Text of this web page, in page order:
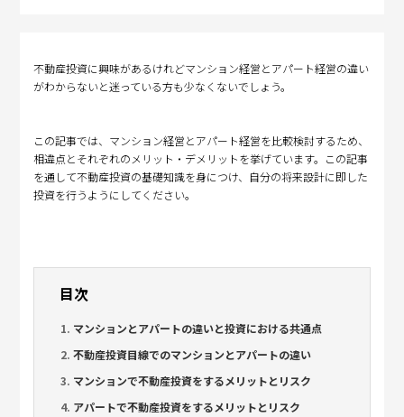
不動産投資に興味があるけれどマンション経営とアパート経営の違い
がわからないと迷っている方も少なくないでしょう。
この記事では、マンション経営とアパート経営を比較検討するため、
相違点とそれぞれのメリット・デメリットを挙げています。この記事
を通して不動産投資の基礎知識を身につけ、自分の将来設計に即した
投資を行うようにしてください。
目次
マンションとアパートの違いと投資における共通点
不動産投資目線でのマンションとアパートの違い
マンションで不動産投資をするメリットとリスク
アパートで不動産投資をするメリットとリスク